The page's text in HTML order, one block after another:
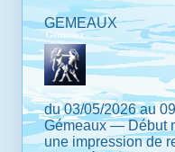
GEMEAUX
du 03/05/2026 au
Gémeaux — Début
une impression de